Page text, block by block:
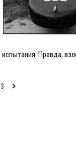
испытания. Правда,
3